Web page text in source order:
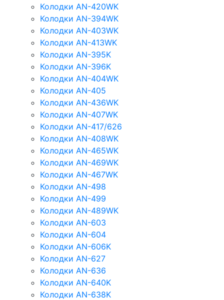
Колодки AN-420WK
Колодки AN-394WK
Колодки AN-403WK
Колодки AN-413WK
Колодки AN-395K
Колодки AN-396K
Колодки AN-404WK
Колодки AN-405
Колодки AN-436WK
Колодки AN-407WK
Колодки AN-417/626
Колодки AN-408WK
Колодки AN-465WK
Колодки AN-469WK
Колодки AN-467WK
Колодки AN-498
Колодки AN-499
Колодки AN-489WK
Колодки AN-603
Колодки AN-604
Колодки AN-606K
Колодки AN-627
Колодки AN-636
Колодки AN-640K
Колодки AN-638K